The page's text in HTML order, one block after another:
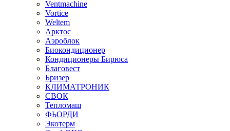
Ventmachine
Vortice
Weltem
Арктос
Аэроблок
Биокондиционер
Кондиционеры Бирюса
Благовест
Бризер
КЛИМАТРОНИК
СВОК
Тепломаш
ФЬОРДИ
Экотерм